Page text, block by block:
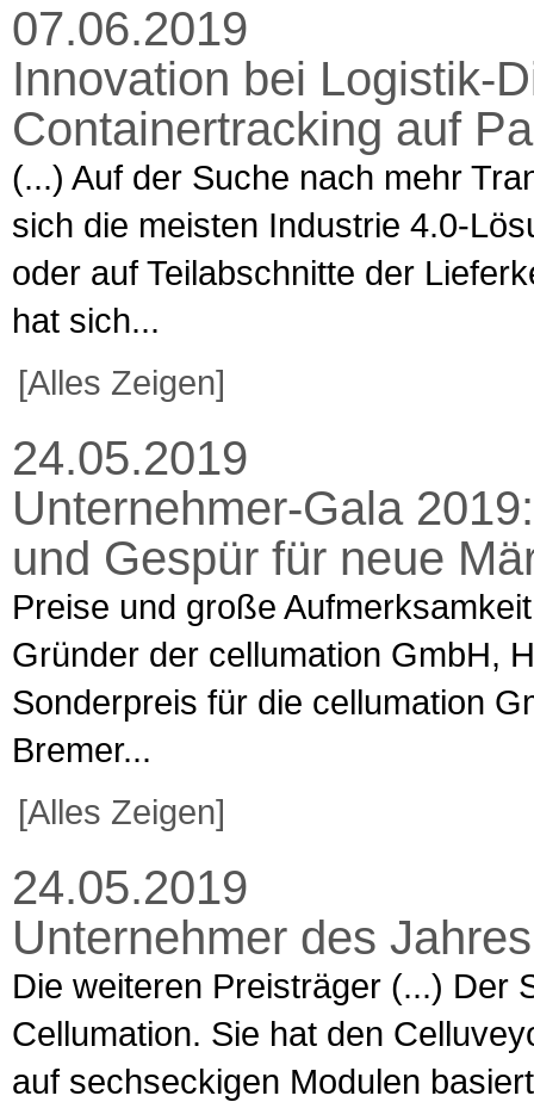
07.06.2019
Innovation bei Logistik-
Containertracking auf
(...) Auf der Suche nach mehr
sich die meisten Industrie 4.0-
oder auf Teilabschnitte der
hat sich...
[Alles Zeigen]
24.05.2019
Unternehmer-Gala
und Gespür für neue
Preise und große
Gründer der cellumation GmbH,
Sonderpreis für die cellumation
Bremer...
[Alles Zeigen]
24.05.2019
Unternehmer des
Die weiteren Preisträger (...) Der
Cellumation. Sie hat den
auf sechseckigen Modulen